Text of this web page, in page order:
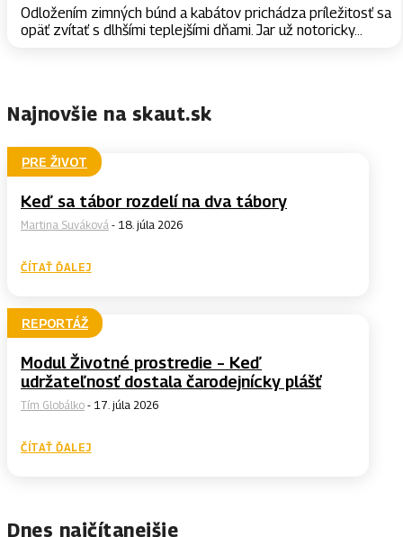
Odložením zimných búnd a kabátov prichádza príležitosť sa
opäť zvítať s dlhšími teplejšími dňami. Jar už notoricky...
Najnovšie na skaut.sk
PRE ŽIVOT
Keď sa tábor rozdelí na dva tábory
Martina Suváková - 18. júla 2026
ČÍTAŤ ĎALEJ
REPORTÁŽ
Modul Životné prostredie – Keď
udržateľnosť dostala čarodejnícky plášť
Tím Globálko - 17. júla 2026
ČÍTAŤ ĎALEJ
Dnes najčítanejšie